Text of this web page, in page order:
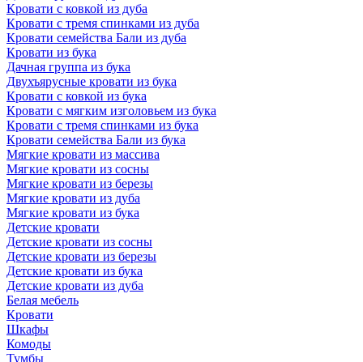
Кровати с ковкой из дуба
Кровати с тремя спинками из дуба
Кровати семейства Бали из дуба
Кровати из бука
Дачная группа из бука
Двухъярусные кровати из бука
Кровати с ковкой из бука
Кровати с мягким изголовьем из бука
Кровати с тремя спинками из бука
Кровати семейства Бали из бука
Мягкие кровати из массива
Мягкие кровати из сосны
Мягкие кровати из березы
Мягкие кровати из дуба
Мягкие кровати из бука
Детские кровати
Детские кровати из сосны
Детские кровати из березы
Детские кровати из бука
Детские кровати из дуба
Белая мебель
Кровати
Шкафы
Комоды
Тумбы